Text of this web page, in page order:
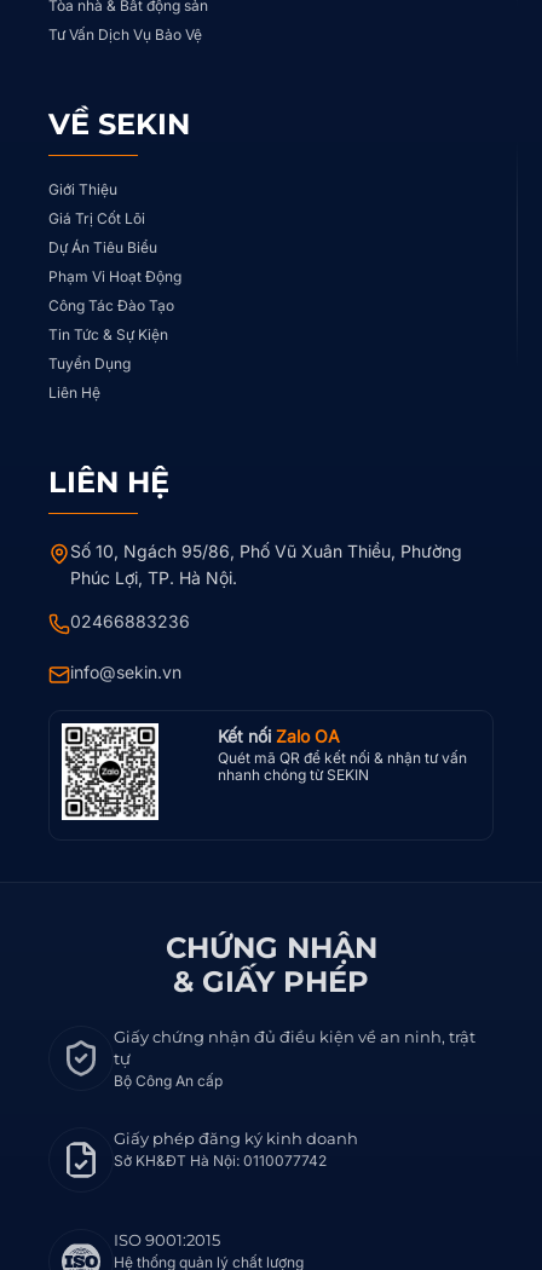
Tòa nhà & Bất động sản
Tư Vấn Dịch Vụ Bảo Vệ
VỀ SEKIN
Giới Thiệu
Giá Trị Cốt Lõi
Dự Án Tiêu Biểu
Phạm Vi Hoạt Động
Công Tác Đào Tạo
Tin Tức & Sự Kiện
Tuyển Dụng
Liên Hệ
LIÊN HỆ
Số 10, Ngách 95/86, Phố Vũ Xuân Thiều, Phường
Phúc Lợi, TP. Hà Nội.
02466883236
info@sekin.vn
Kết nối Zalo OA
Quét mã QR để kết nối & nhận tư vấn
nhanh chóng từ SEKIN
CHỨNG NHẬN
& GIẤY PHÉP
Giấy chứng nhận đủ điều kiện về an ninh, trật
tự
Bộ Công An cấp
Giấy phép đăng ký kinh doanh
Sở KH&ĐT Hà Nội: 0110077742
ISO 9001:2015
Hệ thống quản lý chất lượng